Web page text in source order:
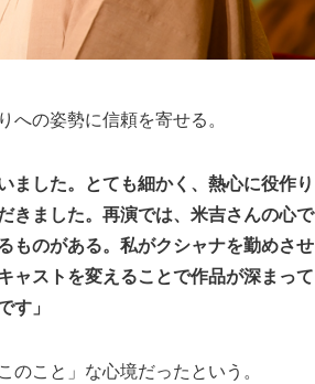
の姿勢に信頼を寄せる。
ました。とても細かく、熱心に役作り
きました。再演では、米吉さんの心で
ものがある。私がクシャナを勤めさせ
ャストを変えることで作品が深まって
す」
こと」な心境だったという。